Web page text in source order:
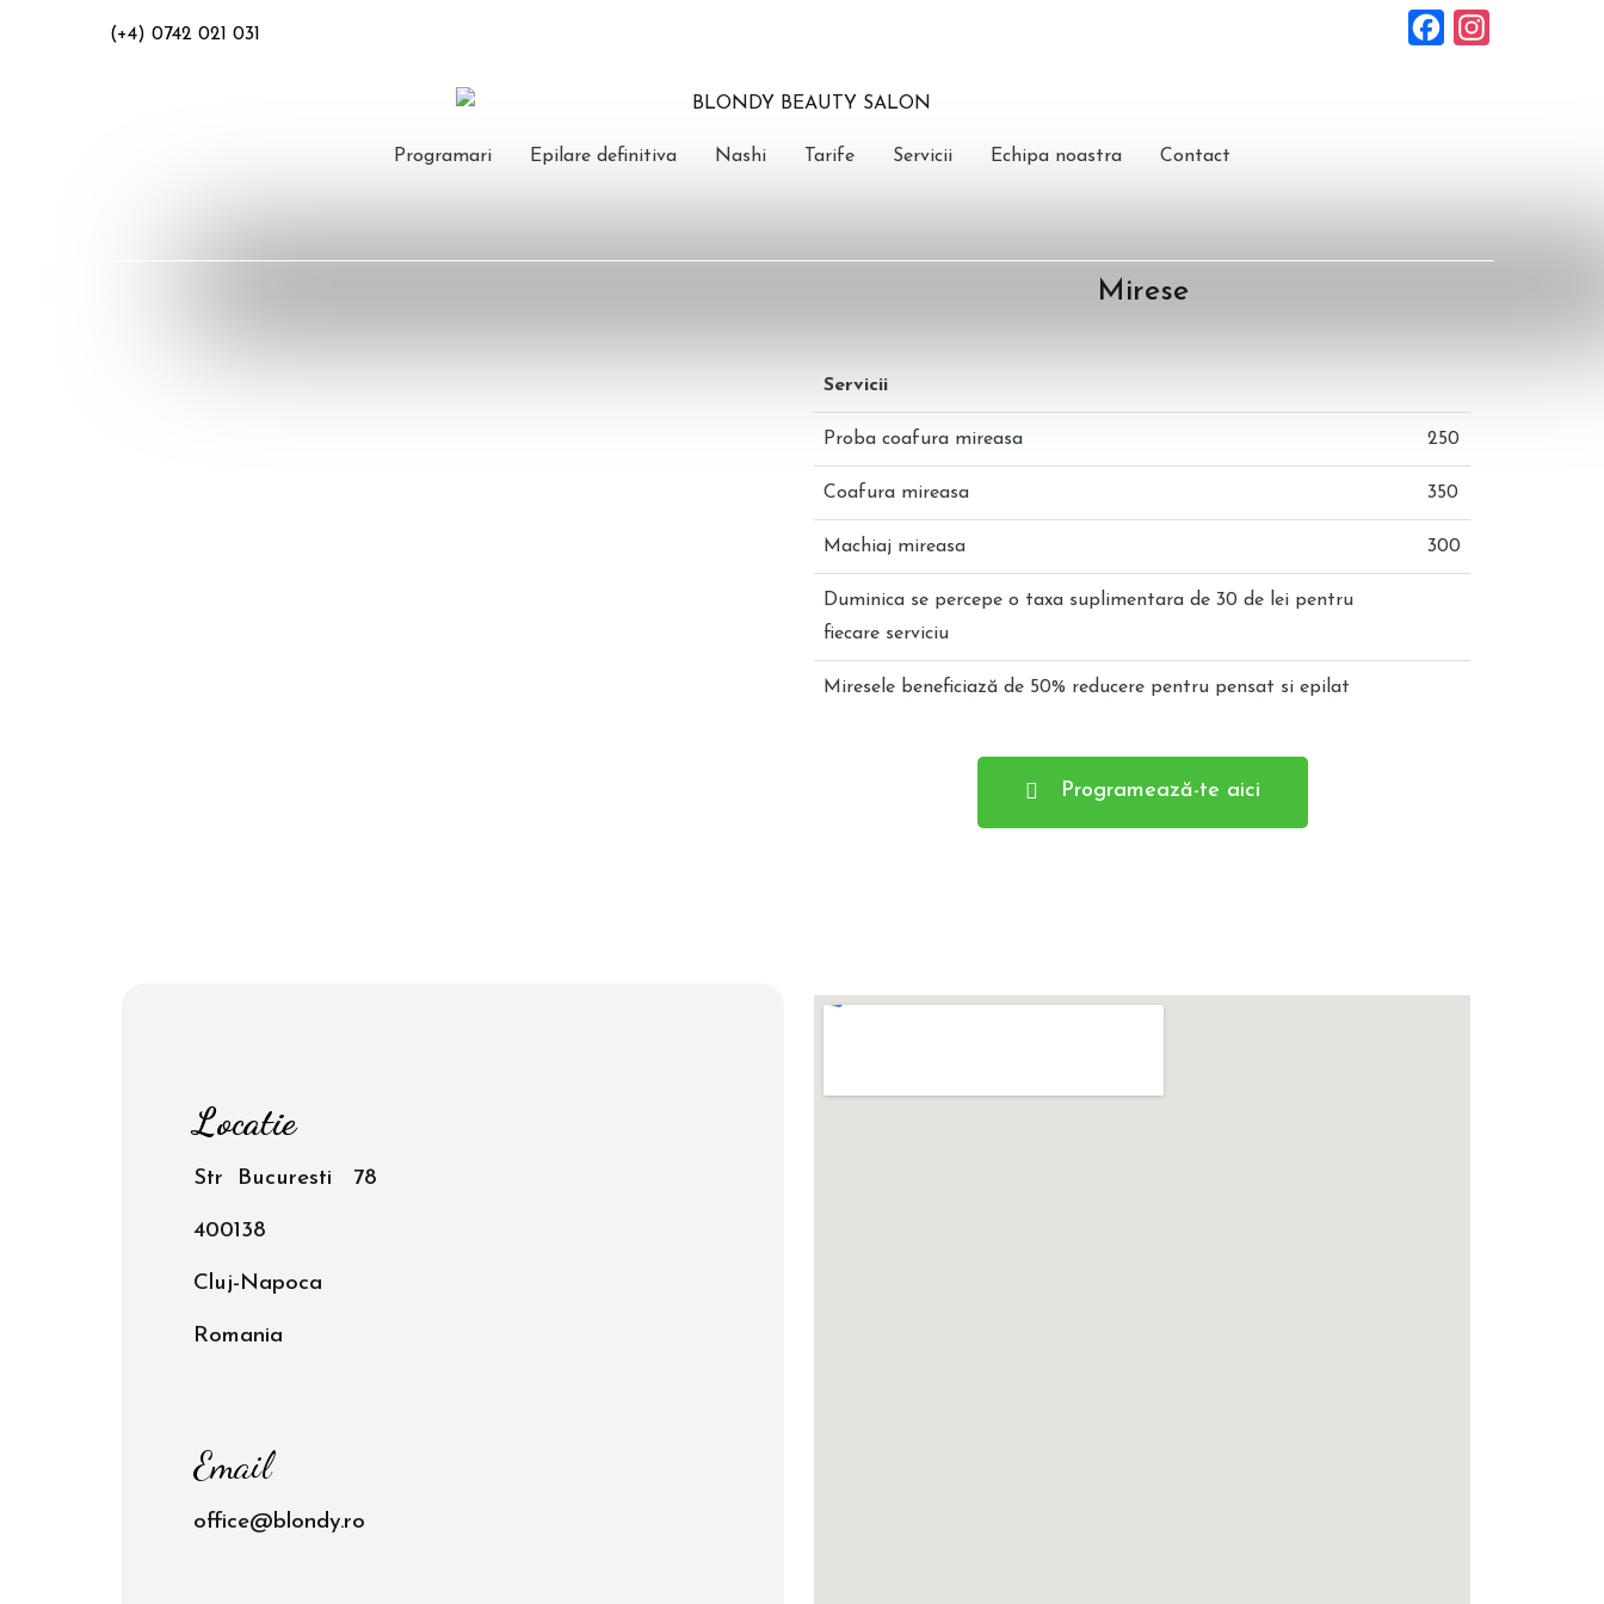
(+4) 0742 021 031 Facebook
Programari Epilare definitiva Nashi Tarife Servicii Echipa noastra Contact
Mirese
Servicii
Proba coafura mireasa 250
Coafura mireasa 350
Machiaj mireasa 300
Duminica se percepe o taxa suplimentara de 30 de lei pentru
fiecare serviciu
Miresele beneficiază de 50% reducere pentru pensat si epilat
Programează-te aici
Locatie
Str Bucuresti 78
400138
Cluj-Napoca
Romania
Email
office@blondy.ro